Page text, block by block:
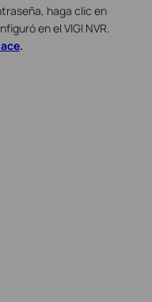
haga clic en
en el VIGI NVR.
.